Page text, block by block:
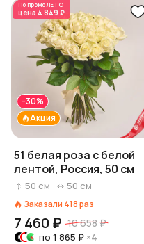
По промоЛЕТО
цена 4 849 ₽
Акция
-30%
51 белая роза с белой
лентой, Россия, 50 см
50 см 50 см
Заказали 418раз
7 460 ₽ 10 658 ₽
по 1 865 ₽ ×4